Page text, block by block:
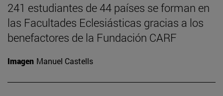
241 estudiantes de 44 países se forman en
las Facultades Eclesiásticas gracias a los
benefactores de la Fundación CARF
Imagen Manuel Castells